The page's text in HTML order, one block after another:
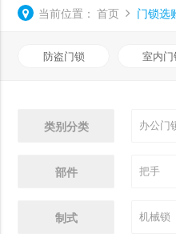
当前位置： 首页 门锁选
防盗门锁 室内门
类别分类
部件
制式